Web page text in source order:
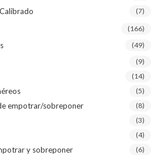
(7)
(166)
(49)
(9)
(14)
(5)
empotrar/sobreponer (8)
(3)
(4)
y sobreponer (6)